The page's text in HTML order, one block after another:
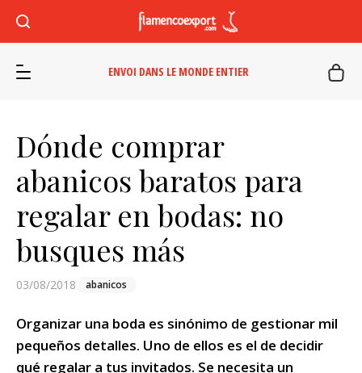
ENVOI DANS LE MONDE ENTIER
Dónde comprar
abanicos baratos para
regalar en bodas: no
busques más
03/08/2018 abanicos
Organizar una boda es sinónimo de gestionar mil
pequeños detalles. Uno de ellos es el de decidir
qué regalar a tus invitados. Se necesita un